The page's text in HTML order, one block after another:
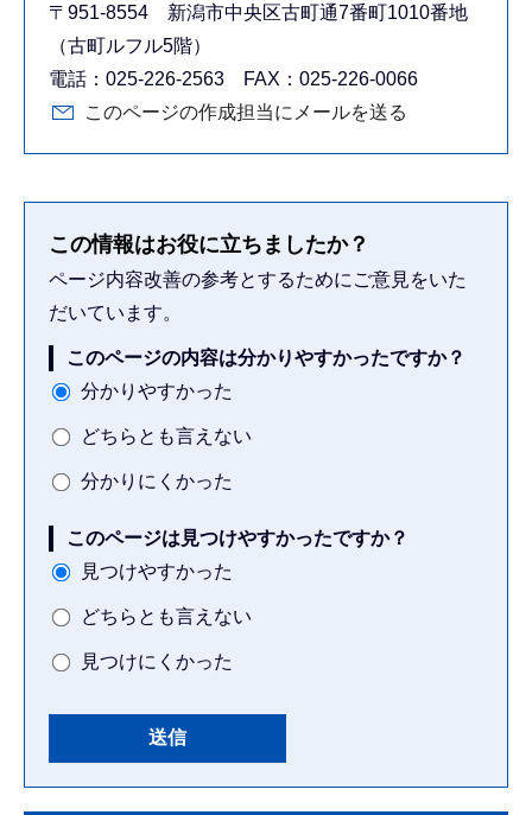
〒951-8554 新潟市中央区古町通7番町1010番地
（古町ルフル5階）
電話：025-226-2563 FAX：025-226-0066
このページの作成担当にメールを送る
この情報はお役に立ちましたか？
ページ内容改善の参考とするためにご意見をいた
だいています。
このページの内容は分かりやすかったですか？
分かりやすかった
どちらとも言えない
分かりにくかった
このページは見つけやすかったですか？
見つけやすかった
どちらとも言えない
見つけにくかった